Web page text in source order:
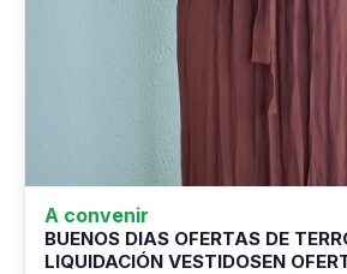
A convenir
BUENOS DIAS OFERTAS DE
LIQUIDACIÓN VESTIDOSEN